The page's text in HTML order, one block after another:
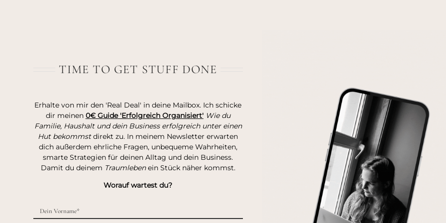
TIME TO GET STUFF DONE
Erhalte von mir den 'Real Deal' in deine Mailbox. Ich schicke
dir meinen 0€ Guide 'Erfolgreich Organisiert' Wie du
Familie, Haushalt und dein Business erfolgreich unter einen
Hut bekommstdirekt zu. In meinem Newsletter erwarten
dich außerdem ehrliche Fragen, unbequeme Wahrheiten,
smarte Strategien für deinen Alltag und dein Business.
Damit du deinem Traumlebenein Stück näher kommst.
Worauf wartest du?